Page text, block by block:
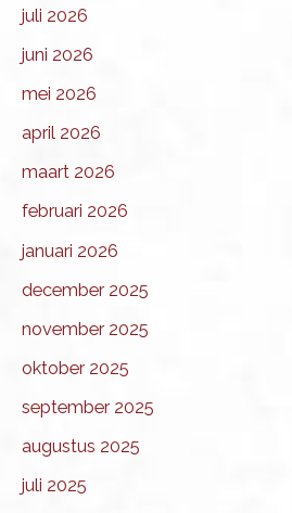
juli 2026
juni 2026
mei 2026
april 2026
maart 2026
februari 2026
januari 2026
december 2025
november 2025
oktober 2025
september 2025
augustus 2025
juli 2025